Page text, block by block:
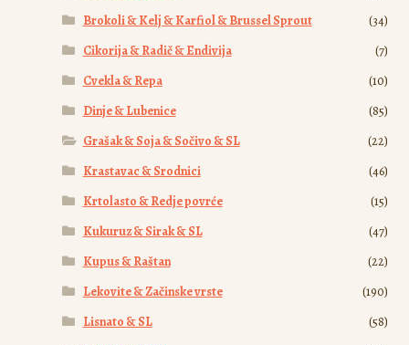
Brokoli & Kelj & Karfiol & Brussel Sprout
(34)
Cikorija & Radič & Endivija
(7)
Cvekla & Repa
(10)
Dinje & Lubenice
(85)
Grašak & Soja & Sočivo & SL
(22)
Krastavac & Srodnici
(46)
Krtolasto & Redje povrće
(15)
Kukuruz & Sirak & SL
(47)
Kupus & Raštan
(22)
Lekovite & Začinske vrste
(190)
Lisnato & SL
(58)